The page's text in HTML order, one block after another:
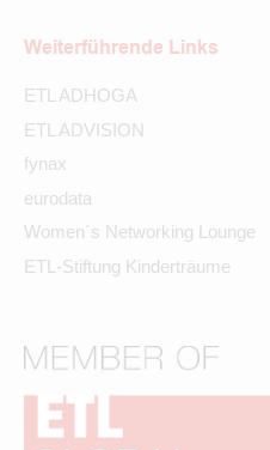
Weiterführende Links
ETL ADHOGA
ETL ADVISION
fynax
eurodata
Women´s Networking Lounge
ETL-Stiftung Kinderträume